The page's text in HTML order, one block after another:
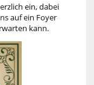
ein, dabei
auf ein Foyer
kann.